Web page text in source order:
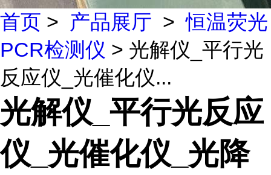
首页 > 产品展厅 > 恒温荧光
PCR检测仪 > 光解仪_平行光
反应仪_光催化仪...
光解仪_平行光反应
仪_光催化仪_光降